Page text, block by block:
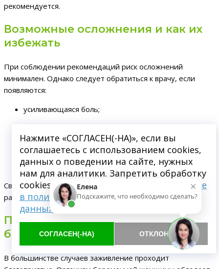
рекомендуется.
Возможные осложнения и как их
избежать
При соблюдении рекомендаций риск осложнений
минимален. Однако следует обратиться к врачу, если
появляются:
усиливающаяся боль;
длительное кровотечение;
неприятный запах изо рта
Своевременный контроль позволяет предотвратить
развитие воспалительных процессов.
Прогноз после удаления зуба при
беременности
В большинстве случаев заживление проходит
Нажмите «СОГЛАСЕН(-НА)», если вы
соглашаетесь с использованием cookies,
данных о поведении на сайте, нужных
нам для аналитики. Запретить обработку
cookies можете через браузер.
Подробнее
в политике обработки персональных
данных
СОГЛАСЕН(-НА) ОТКЛОНИТЬ
×
Елена
Подскажите, что необходимо сделать?